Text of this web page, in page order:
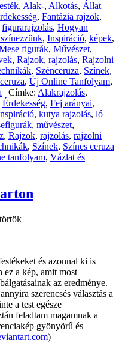
, Alak-, Alkotás, Állat
, Fantázia rajzok,
figurarajzolás, Hogyan
, Inspiráció, képek,
figurák, Művészet,
, Rajzok, rajzolás, Rajzolni
, Szénceruza, Színek,
, Új Online Tanfolyam,
| Címke: Alakrajzolás,
Érdekesség, Fej arányai,
, kutya rajzolás, ló
, művészet,
, Rajzok, rajzolás, rajzolni
, Színek, Színes ceruza
tanfolyam, Vázlat és
és azonnal ki is
a kép, amit most
az eredménye.
szerencsés választás a
a test egésze
feladtam magamnak a
gyönyörű és
)